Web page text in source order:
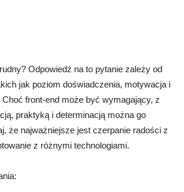
Odpowiedź na to pytanie zależy od
jak poziom doświadczenia, motywacja i
Choć front-end może być wymagający, z
praktyką i determinacją można go
że najważniejsze jest czerpanie radości z
z różnymi technologiami.